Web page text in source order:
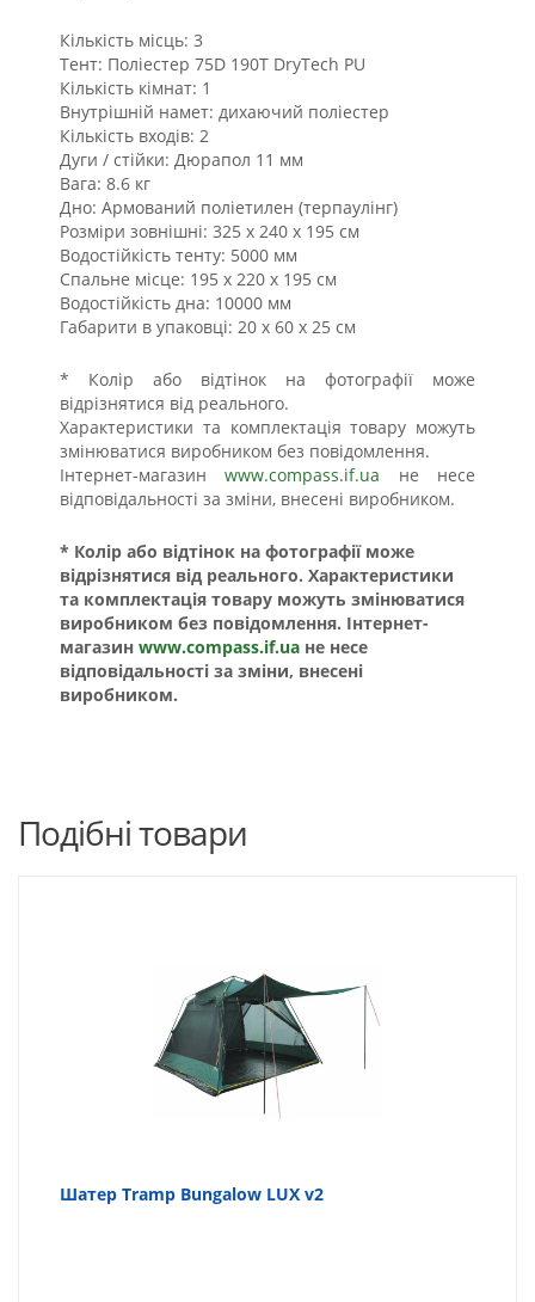
Кількість місць: 3
Тент: Поліестер 75D 190T DryTech PU
Кількість кімнат: 1
Внутрішній намет: дихаючий поліестер
Кількість входів: 2
Дуги / стійки: Дюрапол 11 мм
Вага: 8.6 кг
Дно: Армований поліетилен (терпаулінг)
Розміри зовнішні: 325 х 240 х 195 см
Водостійкість тенту: 5000 мм
Спальне місце: 195 х 220 х 195 см
Водостійкість дна: 10000 мм
Габарити в упаковці: 20 x 60 x 25 см
* Колір або відтінок на фотографії може
відрізнятися від реального.
Характеристики та комплектація товару можуть
змінюватися виробником без повідомлення.
Інтернет-магазинwww.compass.if.ua не несе
відповідальності за зміни, внесені виробником.
* Колір або відтінок на фотографії може
відрізнятися від реального. Характеристики
та комплектація товару можуть змінюватися
виробником без повідомлення. Інтернет-
магазин www.compass.if.ua не несе
відповідальності за зміни, внесені
виробником.
Подібні товари
Шатер Tramp Bungalow LUX v2